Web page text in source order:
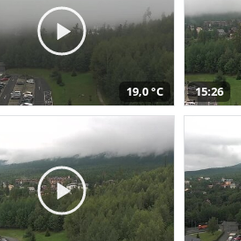
19,0 °C 15:26